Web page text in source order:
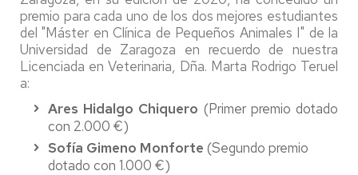
premio para cada uno de los dos mejores estudiantes
del "Máster en Clínica de Pequeños Animales I" de la
Universidad de Zaragoza en recuerdo de nuestra
Licenciada en Veterinaria, Dña. Marta Rodrigo Teruel
a:
Ares Hidalgo Chiquero (Primer premio dotado
con 2.000 €)
Sofía Gimeno Monforte (Segundo premio
dotado con 1.000 €)